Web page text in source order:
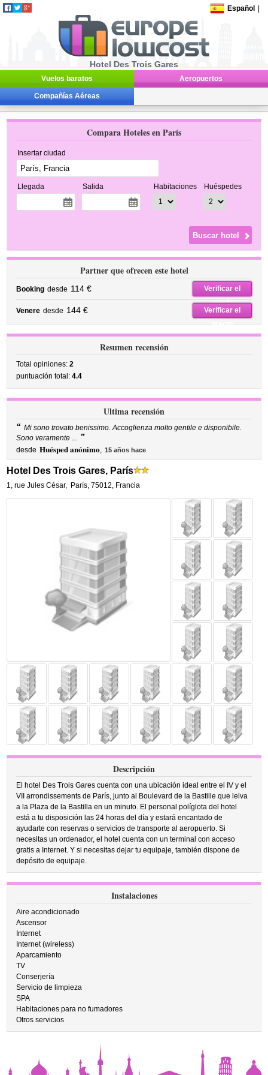
Español
Hotel Des Trois Gares
Vuelos baratos Aeropuertos
Compañías Aéreas
Compara Hoteles en París
Insertar ciudad
Llegada Salida Habitaciones Huéspedes
Partner que ofrecen este hotel
Booking desde 114 €
Verificar el
precio
Venere desde 144 €
Verificar el
precio
Resumen recensión
Total opiniones:2
puntuación total:4.4
Ultima recensión
“ Mi sono trovato benissimo. Accoglienza molto gentile e disponibile.
Sono veramente ... ”
desde Huésped anónimo, 15 años hace
Hotel Des Trois Gares, París
1, rue Jules César, París,75012, Francia
Descripción
El hotel Des Trois Gares cuenta con una ubicación ideal entre el IV y el
VII arrondissements de París, junto al Boulevard de la Bastille que lelva
a la Plaza de la Bastilla en un minuto. El personal políglota del hotel
está a tu disposición las 24 horas del día y estará encantado de
ayudarte con reservas o servicios de transporte al aeropuerto. Si
necesitas un ordenador, el hotel cuenta con un terminal con acceso
gratis a Internet. Y si necesitas dejar tu equipaje, también dispone de
depósito de equipaje.
Instalaciones
Aire acondicionado
Ascensor
Internet
Internet (wireless)
Aparcamiento
TV
Conserjería
Servicio de limpieza
SPA
Habitaciones para no fumadores
Otros servicios